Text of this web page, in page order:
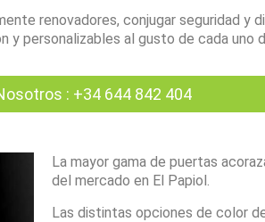
renovadores, conjugar seguridad y
personalizables al gusto de cada uno
: +34 644 842 404
La mayor gama de puertas
del mercado en El Papiol.
Las distintas opciones de color